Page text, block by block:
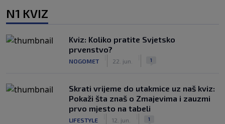
N1 KVIZ
Kviz: Koliko pratite Svjetsko
prvenstvo?
NOGOMET 22. jun. 1
Skrati vrijeme do utakmice uz naš kviz:
Pokaži šta znaš o Zmajevima i zauzmi
prvo mjesto na tabeli
LIFESTYLE 12. jun. 1